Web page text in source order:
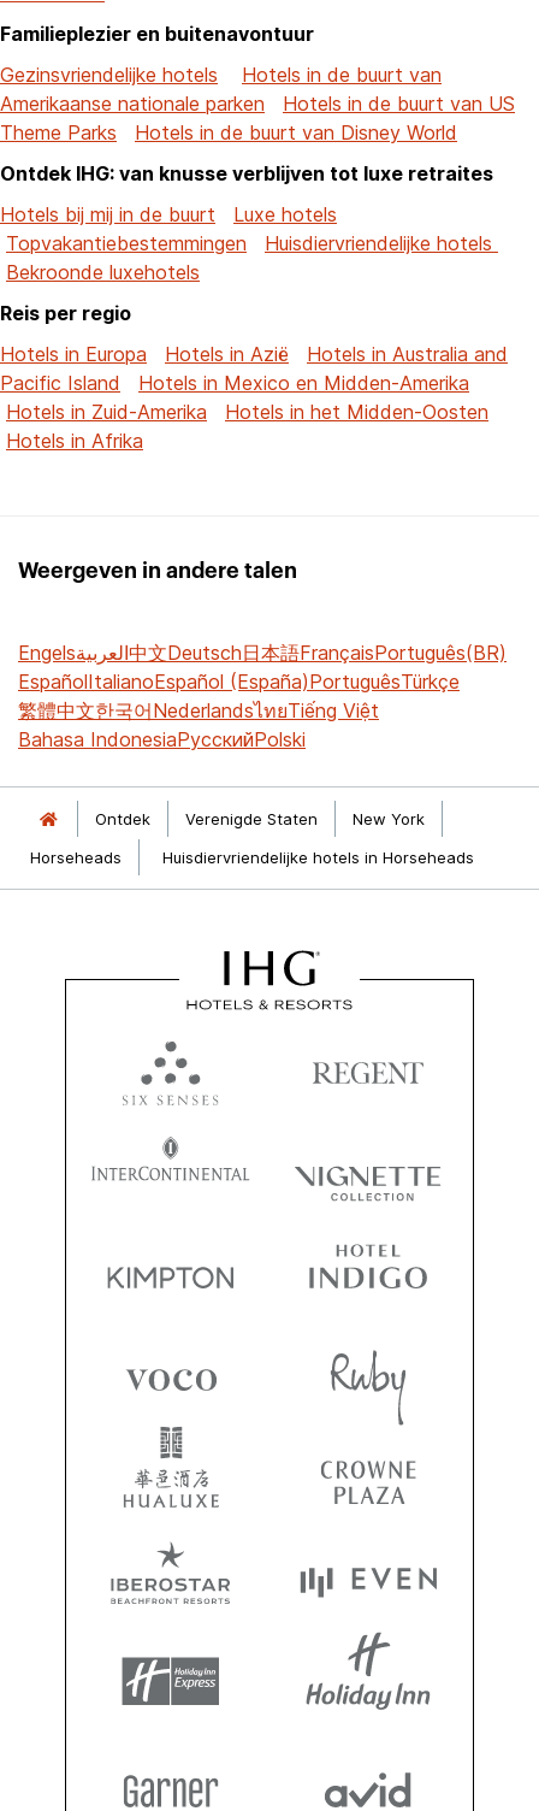
Familieplezier en buitenavontuur
Gezinsvriendelijke hotels
Hotels in de buurt van
Amerikaanse nationale parken
Hotels in de buurt van US
Theme Parks
Hotels in de buurt van Disney World
Ontdek IHG: van knusse verblijven tot luxe retraites
Hotels bij mij in de buurt
Luxe hotels
Topvakantiebestemmingen
Huisdiervriendelijke hotels
Bekroonde luxehotels
Reis per regio
Hotels in Europa
Hotels in Azië
Hotels in Australia and
Pacific Island
Hotels in Mexico en Midden-Amerika
Hotels in Zuid-Amerika
Hotels in het Midden-Oosten
Hotels in Afrika
Weergeven in andere talen
Engelsالعربية中文Deutsch日本語FrançaisPortuguês(BR)
EspañolItalianoEspañol (España)PortuguêsTürkçe
繁體中文한국어NederlandsไทยTiếng Việt
Bahasa IndonesiaРусскийPolski
Ontdek Verenigde Staten
New York
Horseheads
Huisdiervriendelijke hotels in Horseheads